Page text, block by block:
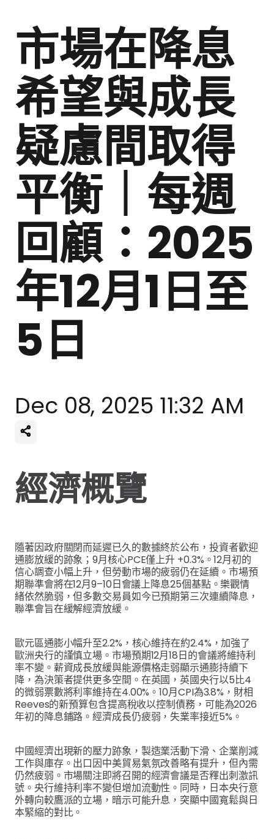
市場在降息
希望與成長
疑慮間取得
平衡｜每週
回顧：2025
年12月1日至
5日
Dec 08, 2025 11:32 AM
經濟概覽
隨著因政府關閉而延遲已久的數據終於公布，投資者歡迎
通膨放緩的跡象；9月核心PCE僅上升 +0.3%。12月初的
信心調查小幅上升，但勞動市場的疲弱仍在延續。市場預
期聯準會將在12月9–10日會議上降息25個基點。樂觀情
緒依然脆弱，但多數交易員如今已預期第三次連續降息，
聯準會旨在緩解經濟放緩。
歐元區通膨小幅升至2.2%，核心維持在約2.4%，加強了
歐洲央行的謹慎立場。市場預期12月18日的會議將維持利
率不變。薪資成長放緩與能源價格走弱顯示通膨持續下
降，為決策者提供更多空間。在英國，英國央行以5比4
的微弱票數將利率維持在4.00%。10月CPI為3.8%，財相
Reeves的新預算包含提高稅收以控制債務，可能為2026
年初的降息鋪路。經濟成長仍疲弱，失業率接近5%。
中國經濟出現新的壓力跡象，製造業活動下滑、企業削減
工作與庫存。出口因中美貿易氣氛改善略有提升，但內需
仍然疲弱。市場關注即將召開的經濟會議是否釋出刺激訊
號。央行維持利率不變但增加流動性。同時，日本央行意
外轉向較鷹派的立場，暗示可能升息，突顯中國寬鬆與日
本緊縮的對比。